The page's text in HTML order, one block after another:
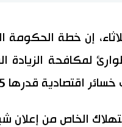
لمكافحة الزيادة
قدرها 1065 مليار ين.
الخاص من إعلان